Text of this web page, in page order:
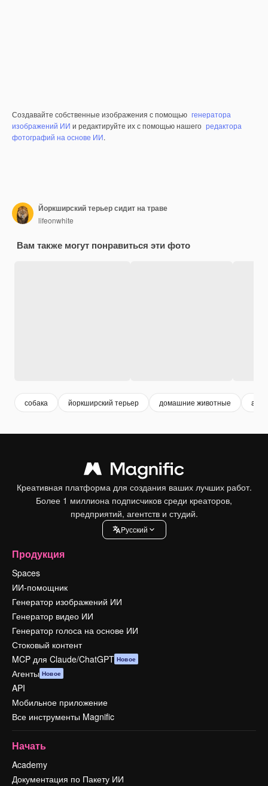
Создавайте собственные изображения с помощью генератора
изображений ИИ и редактируйте их с помощью нашего редактора
фотографий на основе ИИ.
Йоркширский терьер сидит на траве
lifeonwhite
Вам также могут понравиться эти фото
собака йоркширский терьер домашние животные
Креативная платформа для создания ваших лучших работ.
Более 1 миллиона подписчиков среди креаторов,
предприятий, агентств и студий.
Pусский
Продукция
Spaces
ИИ-помощник
Генератор изображений ИИ
Генератор видео ИИ
Генератор голоса на основе ИИ
Стоковый контент
MCP для Claude/ChatGPT Новое
Агенты Новое
API
Мобильное приложение
Все инструменты Magnific
Начать
Academy
Документация по Пакету ИИ